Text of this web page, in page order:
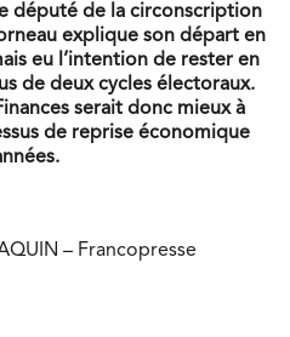
député de la circonscription
explique son départ en
eu l’intention de rester en
de deux cycles électoraux.
serait donc mieux à
de reprise économique
– Francopresse